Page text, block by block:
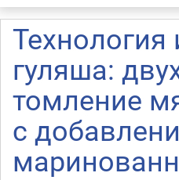
Технология
гуляша:
томление
с